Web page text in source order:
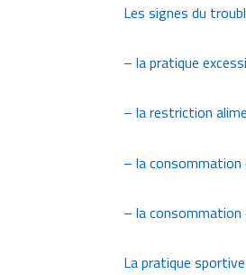
Les signes du
– la pratique
– la restriction
– la consommation
– la consommation
La pratique